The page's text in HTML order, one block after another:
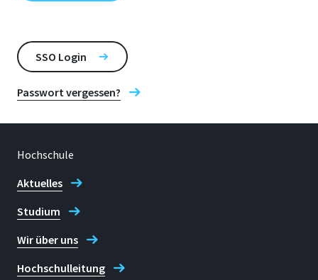
SSO Login
Passwort vergessen?
Hochschule
Aktuelles
Studium
Wir über uns
Hochschulleitung